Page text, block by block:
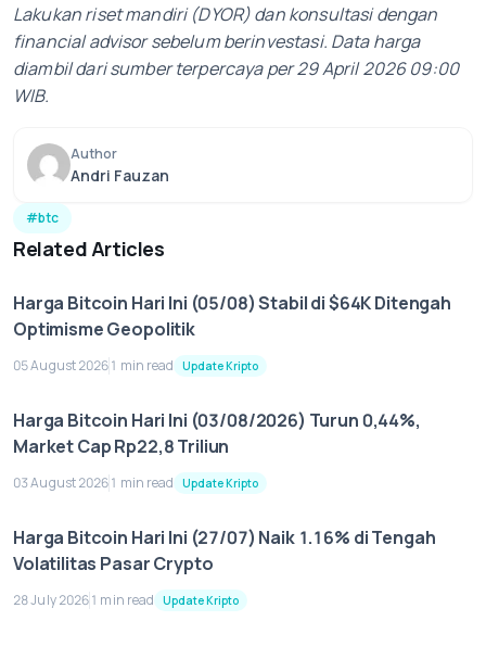
Lakukan riset mandiri (DYOR) dan konsultasi dengan
financial advisor sebelum berinvestasi. Data harga
diambil dari sumber terpercaya per 29 April 2026 09:00
WIB.
Author
Andri Fauzan
#btc
Related Articles
Harga Bitcoin Hari Ini (05/08) Stabil di $64K Ditengah
Optimisme Geopolitik
05 August 20261 min read Update Kripto
Harga Bitcoin Hari Ini (03/08/2026) Turun 0,44%,
Market Cap Rp22,8 Triliun
03 August 20261 min read Update Kripto
Harga Bitcoin Hari Ini (27/07) Naik 1.16% di Tengah
Volatilitas Pasar Crypto
28 July 20261 min read Update Kripto